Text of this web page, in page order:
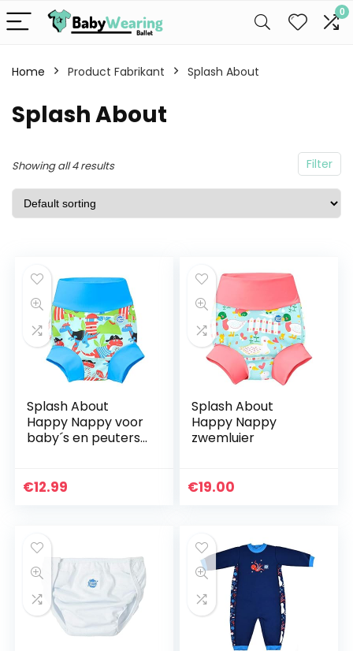
0
Home Product Fabrikant Splash About
Splash About
Filter
Showing all 4 results
Splash About
Happy Nappy voor
baby´s en peuters,
€12.99
Splash About
Happy Nappy
zwemluier
€19.00